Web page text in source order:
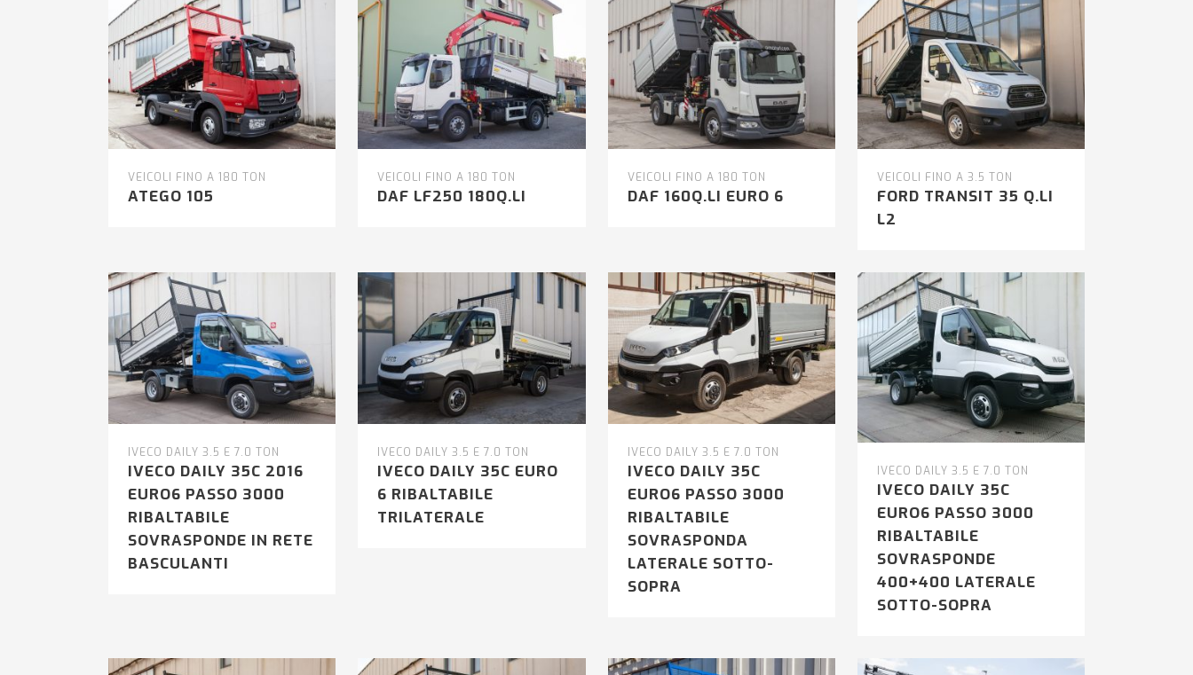
VEICOLI FINO A 180 TON
ATEGO 105
VEICOLI FINO A 180 TON
DAF LF250 180Q.LI
VEICOLI FINO A 180 TON
DAF 160Q.LI EURO 6
VEICOLI FINO A 3.5 TON
FORD TRANSIT 35 Q.LI
L2
IVECO DAILY 3.5 E 7.0 TON
IVECO DAILY 35C 2016
EURO6 PASSO 3000
RIBALTABILE
SOVRASPONDE IN RETE
BASCULANTI
IVECO DAILY 3.5 E 7.0 TON
IVECO DAILY 35C EURO
6 RIBALTABILE
TRILATERALE
IVECO DAILY 3.5 E 7.0 TON
IVECO DAILY 35C
EURO6 PASSO 3000
RIBALTABILE
SOVRASPONDA
LATERALE SOTTO-
SOPRA
IVECO DAILY 3.5 E 7.0 TON
IVECO DAILY 35C
EURO6 PASSO 3000
RIBALTABILE
SOVRASPONDE
400+400 LATERALE
SOTTO-SOPRA